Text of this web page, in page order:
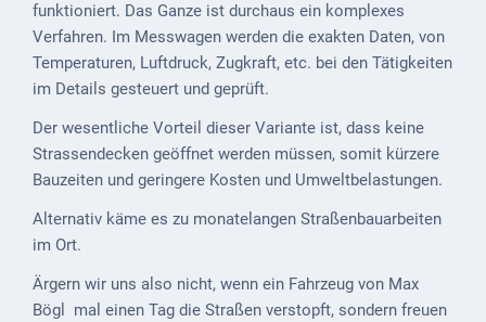
funktioniert. Das Ganze ist durchaus ein komplexes
Verfahren. Im Messwagen werden die exakten Daten, von
Temperaturen, Luftdruck, Zugkraft, etc. bei den Tätigkeiten
im Details gesteuert und geprüft.
Der wesentliche Vorteil dieser Variante ist, dass keine
Strassendecken geöffnet werden müssen, somit kürzere
Bauzeiten und geringere Kosten und Umweltbelastungen.
Alternativ käme es zu monatelangen Straßenbauarbeiten
im Ort.
Ärgern wir uns also nicht, wenn ein Fahrzeug von Max
Bögl mal einen Tag die Straßen verstopft, sondern freuen